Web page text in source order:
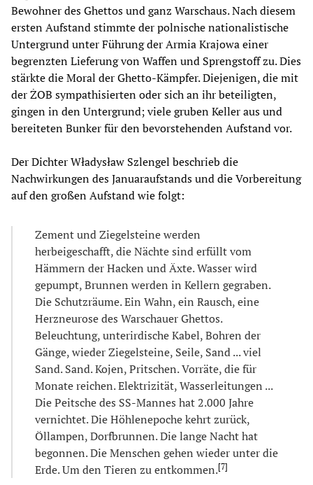
Bewohner des Ghettos und ganz Warschaus. Nach diesem
ersten Aufstand stimmte der polnische nationalistische
Untergrund unter Führung der Armia Krajowa einer
begrenzten Lieferung von Waffen und Sprengstoff zu. Dies
stärkte die Moral der Ghetto-Kämpfer. Diejenigen, die mit
der ŻOB sympathisierten oder sich an ihr beteiligten,
gingen in den Untergrund; viele gruben Keller aus und
bereiteten Bunker für den bevorstehenden Aufstand vor.
Der Dichter Władysław Szlengel beschrieb die
Nachwirkungen des Januaraufstands und die Vorbereitung
auf den großen Aufstand wie folgt:
Zement und Ziegelsteine werden
herbeigeschafft, die Nächte sind erfüllt vom
Hämmern der Hacken und Äxte. Wasser wird
gepumpt, Brunnen werden in Kellern gegraben.
Die Schutzräume. Ein Wahn, ein Rausch, eine
Herzneurose des Warschauer Ghettos.
Beleuchtung, unterirdische Kabel, Bohren der
Gänge, wieder Ziegelsteine, Seile, Sand ... viel
Sand. Sand. Kojen, Pritschen. Vorräte, die für
Monate reichen. Elektrizität, Wasserleitungen ...
Die Peitsche des SS-Mannes hat 2.000 Jahre
vernichtet. Die Höhlenepoche kehrt zurück,
Öllampen, Dorfbrunnen. Die lange Nacht hat
begonnen. Die Menschen gehen wieder unter die
Erde. Um den Tieren zu entkommen.[7]